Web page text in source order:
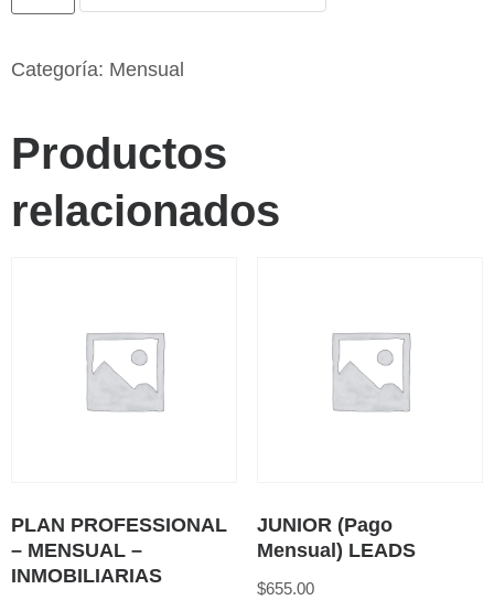
Categoría: Mensual
Productos
relacionados
PLAN PROFESSIONAL
– MENSUAL –
INMOBILIARIAS
JUNIOR (Pago
Mensual) LEADS
$655.00